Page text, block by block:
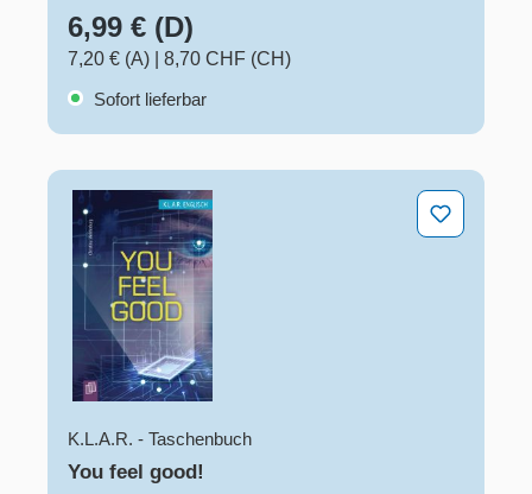
6,99 € (D)
7,20 € (A)
8,70 CHF (CH)
Sofort lieferbar
You feel good!
K.L.A.R. - Taschenbuch
You feel good!